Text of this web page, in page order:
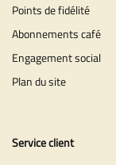
Points de fidélité
Abonnements café
Engagement social
Plan du site
Service client